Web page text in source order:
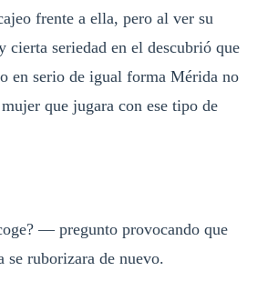
frente a ella, pero al ver su
cierta seriedad en el descubrió que
en serio de igual forma Mérida no
que jugara con ese tipo de
— pregunto provocando que
se ruborizara de nuevo.